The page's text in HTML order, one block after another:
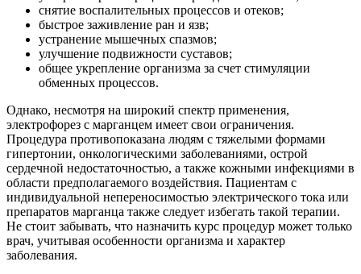
снятие воспалительных процессов и отеков;
быстрое заживление ран и язв;
устранение мышечных спазмов;
улучшение подвижности суставов;
общее укрепление организма за счет стимуляции
обменных процессов.
Однако, несмотря на широкий спектр применения,
электрофорез с марганцем имеет свои ограничения.
Процедура противопоказана людям с тяжелыми формами
гипертонии, онкологическими заболеваниями, острой
сердечной недостаточностью, а также кожными инфекциями в
области предполагаемого воздействия. Пациентам с
индивидуальной непереносимостью электрического тока или
препаратов марганца также следует избегать такой терапии.
Не стоит забывать, что назначить курс процедур может только
врач, учитывая особенности организма и характер
заболевания.